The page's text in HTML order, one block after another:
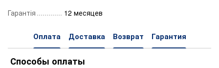
Гарантія
12 месяцев
Оплата Доставка Возврат Гарантия
Способы оплаты